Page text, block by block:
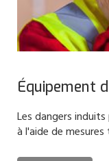
Équipement
Les dangers
à l'aide de